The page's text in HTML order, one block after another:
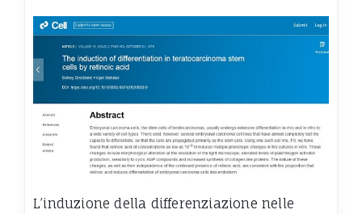
L’induzione della differenziazione nelle